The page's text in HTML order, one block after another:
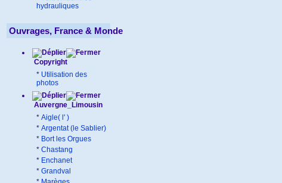
hydrauliques
Ouvrages, France & Monde
Copyright
* Utilisation des
photos
Auvergne_Limousin
* Aigle( l' )
* Argentat (le Sablier)
* Bort les Orgues
* Chastang
* Enchanet
* Grandval